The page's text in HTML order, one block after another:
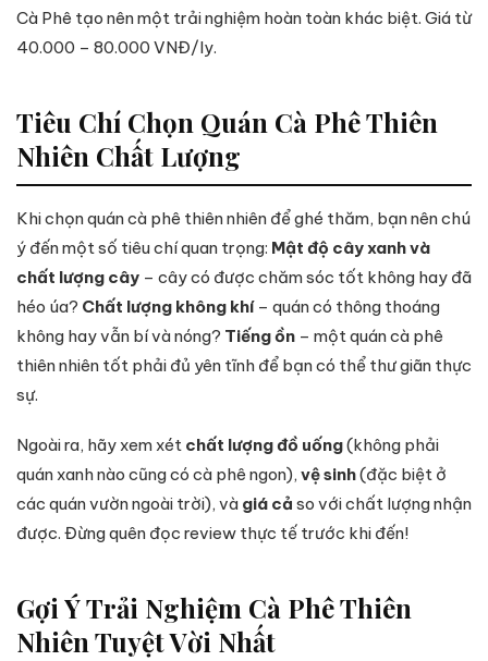
Cà Phê tạo nên một trải nghiệm hoàn toàn khác biệt. Giá từ
40.000 – 80.000 VNĐ/ly.
Tiêu Chí Chọn Quán Cà Phê Thiên
Nhiên Chất Lượng
Khi chọn quán cà phê thiên nhiên để ghé thăm, bạn nên chú
ý đến một số tiêu chí quan trọng: Mật độ cây xanh và
chất lượng cây – cây có được chăm sóc tốt không hay đã
héo úa? Chất lượng không khí– quán có thông thoáng
không hay vẫn bí và nóng? Tiếng ồn – một quán cà phê
thiên nhiên tốt phải đủ yên tĩnh để bạn có thể thư giãn thực
sự.
Ngoài ra, hãy xem xét chất lượng đồ uống(không phải
quán xanh nào cũng có cà phê ngon), vệ sinh(đặc biệt ở
các quán vườn ngoài trời), và giá cả so với chất lượng nhận
được. Đừng quên đọc review thực tế trước khi đến!
Gợi Ý Trải Nghiệm Cà Phê Thiên
Nhiên Tuyệt Vời Nhất